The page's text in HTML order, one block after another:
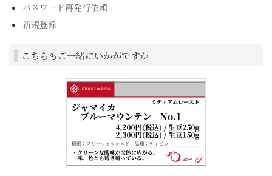
パスワード再発行依頼
新規登録
こちらもご一緒にいかがですか